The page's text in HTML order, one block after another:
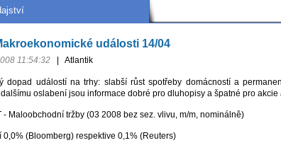
události 14/04
11:54:32 Atlantik
dopad událostí na trhy: slabší růst spotřeby domácností a
oslabení jsou informace dobré pro dluhopisy a špatné pro akcie
- Maloobchodní tržby (03 2008 bez sez. vlivu, m/m, nominálně)
0,0% (Bloomberg) respektive 0,1% (Reuters)